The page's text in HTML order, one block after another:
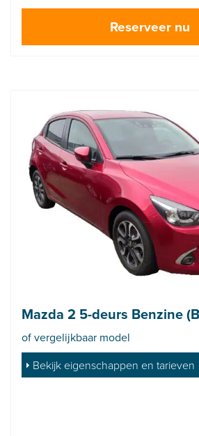
Reserveer nu
Mazda 2 5-deurs Benzine
of vergelijkbaar model
Bekijk eigenschappen en tarieven